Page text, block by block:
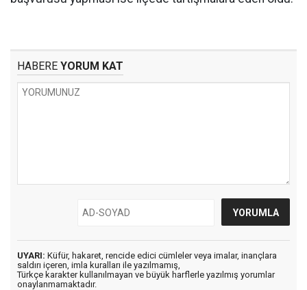
HABERE YORUM KAT
UYARI: Küfür, hakaret, rencide edici cümleler veya imalar, inançlara
saldırı içeren, imla kuralları ile yazılmamış,
Türkçe karakter kullanılmayan ve büyük harflerle yazılmış yorumlar
onaylanmamaktadır.